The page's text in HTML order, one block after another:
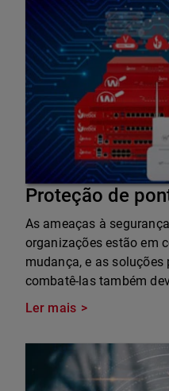
Proteção de
As ameaças à
organizações estão em
mudança, e as soluções
combatê-las também
Ler mais